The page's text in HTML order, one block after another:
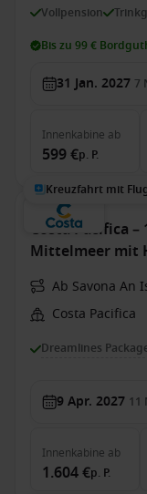
Vollpension
Bis zu 99 €
31 Jan. 2027 7
Innenkabine ab
599 €p. P.
Kreuzfahrt mit
Costa Pacifica
Mittelmeer mit
Ab Savona An
Costa Pacifica
Dreamlines
9 Apr. 2027 11
Innenkabine ab
1.604 €p. P.